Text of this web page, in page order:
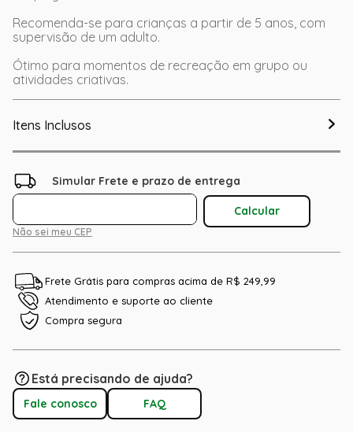
Recomenda-se para crianças a partir de 5 anos, com
supervisão de um adulto.
Ótimo para momentos de recreação em grupo ou
atividades criativas.
Itens Inclusos
Não sei meu CEP
Frete Grátis para compras acima de R$ 249,99
Atendimento e suporte ao cliente
Compra segura
Está precisando de ajuda?
Fale conosco FAQ